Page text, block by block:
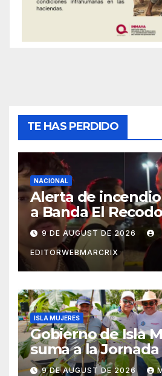
TE HAS PERDIDO
NACIONAL
Alerta de
a Banda El
9 DE AUGUST DE 2026
EDITORWEBMARCRIX
ISLA MUJERES
Gobierno de Isla
suma a la
de Reforestación
9 DE AUGUST DE 2026